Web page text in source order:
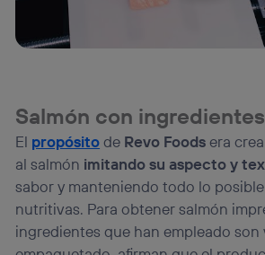
Salmón con
El propósitode Revo Foodsera
al salmón imitando su aspecto y
sabor y manteniendo todo lo
nutritivas. Para obtener salmón
ingredientes que han empleado son